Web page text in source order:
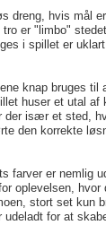
dreng, hvis mål
er "limbo"
i spillet er
knap bruges til
huser et utal af
der især et sted,
den korrekte
farver er nemlig
oplevelsen, hvor
stort set kun
for at